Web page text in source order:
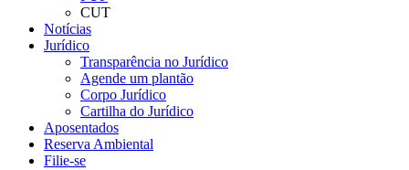
CUT
Notícias
Jurídico
Transparência no Jurídico
Agende um plantão
Corpo Jurídico
Cartilha do Jurídico
Aposentados
Reserva Ambiental
Filie-se